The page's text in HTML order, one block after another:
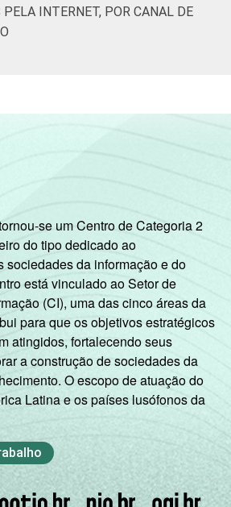
PELA INTERNET, POR CANAL DE
se um Centro de Categoria 2
do tipo dedicado ao
sociedades da informação e do
está vinculado ao Setor de
(CI), uma das cinco áreas da
para que os objetivos estratégicos
atingidos, fortalecendo seus
a construção de sociedades da
O escopo de atuação do
Latina e os países lusófonos da